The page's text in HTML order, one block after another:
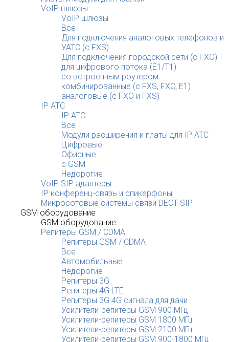
VoIP шлюзы
VoIP шлюзы
Все
Для подключения аналоговых телефонов и
УАТС (с FXS)
Для подключения городской сети (с FXO)
для цифрового потока (E1/T1)
со встроенным роутером
комбинированные (c FXS, FXO, E1)
аналоговые (с FXO и FXS)
IP АТС
IP АТС
Все
Модули расширения и платы для IP АТС
Цифровые
Офисные
с GSM
Недорогие
VoIP SIP адаптеры
IP конференц-связь и спикерфоны
Микросотовые системы связи DECT SIP
GSM оборудование
GSM оборудование
Репитеры GSM / CDMA
Репитеры GSM / CDMA
Все
Автомобильные
Недорогие
Репитеры 3G
Репитеры 4G LTE
Репитеры 3G 4G сигнала для дачи
Усилители-репитеры GSM 900 МГц
Усилители-репитеры GSM 1800 МГц
Усилители-репитеры GSM 2100 МГц
Усилители-репитеры GSM 900-1800 МГц